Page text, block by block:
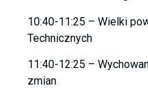
10:40-11:25 – Wielki
Technicznych
11:40-12:25 –
zmian